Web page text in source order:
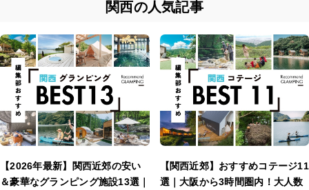
関西の人気記事
【2026年最新】関西近郊の安い
＆豪華なグランピング施設13選｜
【関西近郊】おすすめコテージ11
選｜大阪から3時間圏内！大人数